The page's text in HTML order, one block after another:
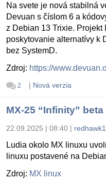
Na svete je nová stabilná
Devuan s číslom 6 a
z Debian 13 Trixie. Projekt
poskytovanie alternatívy k
bez SystemD.
Zdroj: https://
2 | Nová verzia
MX-25 “Infinity” beta
22.09.2025 | 08:40 |
Ludia okolo MX linuxu
linuxu postavené na
Zdroj: MX linux